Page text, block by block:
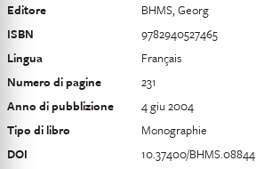
Editore
BHMS, Georg
ISBN
9782940527465
Lingua
Français
Numero di pagine
231
Anno di pubblizione
4 giu 2004
Tipo di libro
Monographie
DOI
10.37400/BHMS.08844